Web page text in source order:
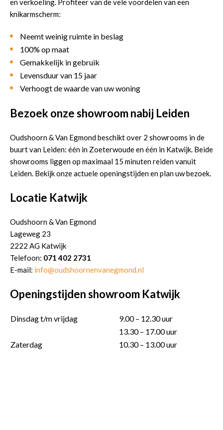
en verkoeling. Profiteer van de vele voordelen van een
knikarmscherm:
Neemt weinig ruimte in beslag
100% op maat
Gemakkelijk in gebruik
Levensduur van 15 jaar
Verhoogt de waarde van uw woning
Bezoek onze showroom nabij Leiden
Oudshoorn & Van Egmond beschikt over 2 showrooms in de
buurt van Leiden: één in Zoeterwoude en één in Katwijk. Beide
showrooms liggen op maximaal 15 minuten reiden vanuit
Leiden. Bekijk onze actuele openingstijden en plan uw bezoek.
Locatie Katwijk
Oudshoorn & Van Egmond
Lageweg 23
2222 AG Katwijk
Telefoon: 071 402 2731
E-mail: info@oudshoornenvanegmond.nl
Openingstijden showroom Katwijk
Dinsdag t/m vrijdag
9.00 – 12.30 uur
13.30 – 17.00 uur
Zaterdag
10.30 – 13.00 uur